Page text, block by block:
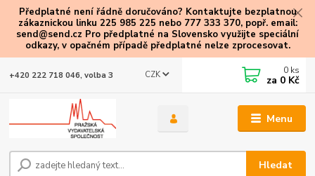
Předplatné není řádně doručováno? Kontaktujte bezplatnou
zákaznickou linku 225 985 225 nebo 777 333 370, popř. email:
send@send.cz Pro předplatné na Slovensko využijte speciální
odkazy, v opačném případě předplatné nelze zprocesovat.
Menu
CZK
Hledat
+420 222 718 046, volba 3 0 ks
za 0 Kč